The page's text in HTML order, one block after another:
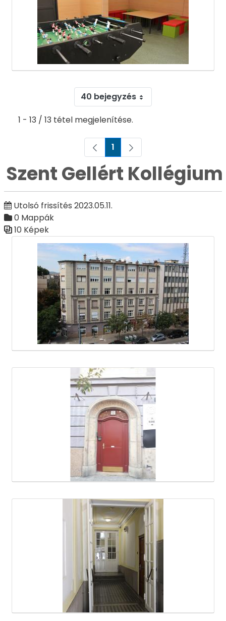
40 bejegyzés
1 - 13 / 13 tétel megjelenítése.
Oldal
1
Szent Gellért Kollégium
Utolsó frissítés 2023.05.11.
0 Mappák
10 Képek
Médiatár